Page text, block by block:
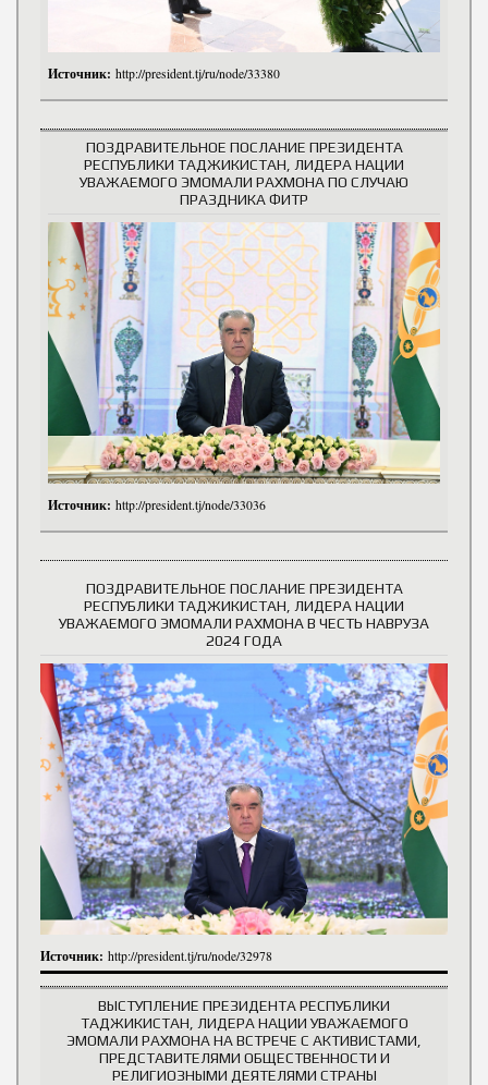
Источник: http://president.tj/ru/node/33380
ПОЗДРАВИТЕЛЬНОЕ ПОСЛАНИЕ ПРЕЗИДЕНТА
РЕСПУБЛИКИ ТАДЖИКИСТАН, ЛИДЕРА НАЦИИ
УВАЖАЕМОГО ЭМОМАЛИ РАХМОНА ПО СЛУЧАЮ
ПРАЗДНИКА ФИТР
Источник: http://president.tj/node/33036
ПОЗДРАВИТЕЛЬНОЕ ПОСЛАНИЕ ПРЕЗИДЕНТА
РЕСПУБЛИКИ ТАДЖИКИСТАН, ЛИДЕРА НАЦИИ
УВАЖАЕМОГО ЭМОМАЛИ РАХМОНА В ЧЕСТЬ НАВРУЗА
2024 ГОДА
Источник: http://president.tj/ru/node/32978
ВЫСТУПЛЕНИЕ ПРЕЗИДЕНТА РЕСПУБЛИКИ
ТАДЖИКИСТАН, ЛИДЕРА НАЦИИ УВАЖАЕМОГО
ЭМОМАЛИ РАХМОНА НА ВСТРЕЧЕ С АКТИВИСТАМИ,
ПРЕДСТАВИТЕЛЯМИ ОБЩЕСТВЕННОСТИ И
РЕЛИГИОЗНЫМИ ДЕЯТЕЛЯМИ СТРАНЫ